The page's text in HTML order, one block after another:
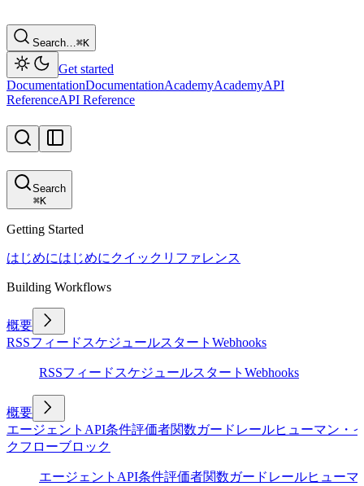
Search…⌘K
Get started
DocumentationDocumentationAcademyAcademyAPI
ReferenceAPI Reference
Search
⌘K
Getting Started
はじめにはじめに クイックリファレンス
Building Workflows
概要
RSSフィード スケジュールスタート Webhooks
RSSフィード スケジュールスタート Webhooks
概要
エージェント API条件評価者関数ガードレールヒューマン・
クフローブロック
エージェント API条件評価者関数ガードレールヒュー